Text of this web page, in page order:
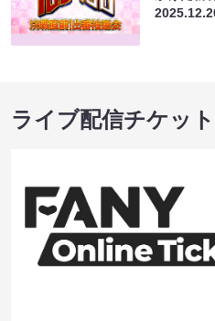
ライブ配信チケット